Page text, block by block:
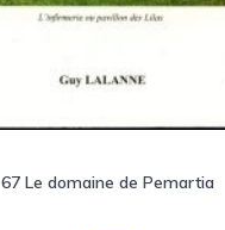
67 Le domaine de Pemartia